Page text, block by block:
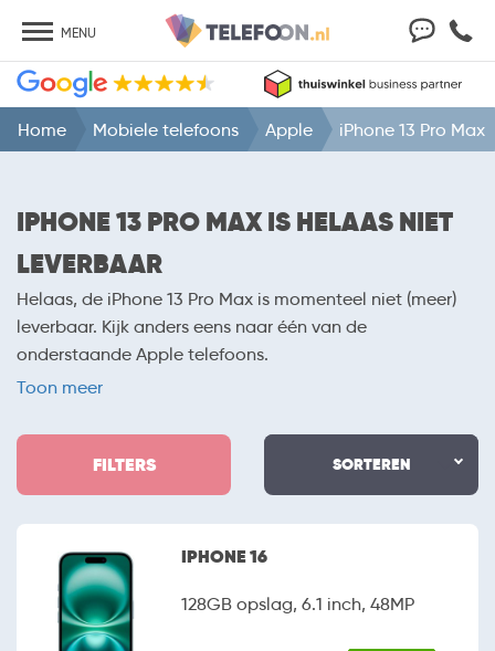
MENU
Home Mobiele telefoons Apple iPhone 13 Pro Max
IPHONE 13 PRO MAX IS HELAAS NIET
LEVERBAAR
Helaas, de iPhone 13 Pro Max is momenteel niet (meer)
leverbaar. Kijk anders eens naar één van de
onderstaande Apple telefoons.
Toon meer
SORTEREN
FILTERS
IPHONE 16
128GB opslag, 6.1 inch, 48MP